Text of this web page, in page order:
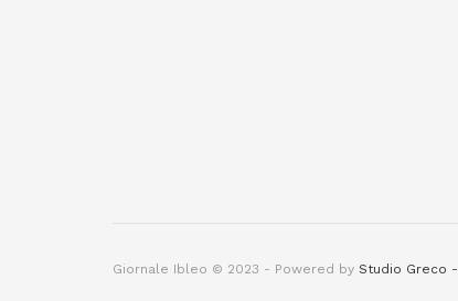
Giornale Ibleo © 2023 - Powered by Studio Greco